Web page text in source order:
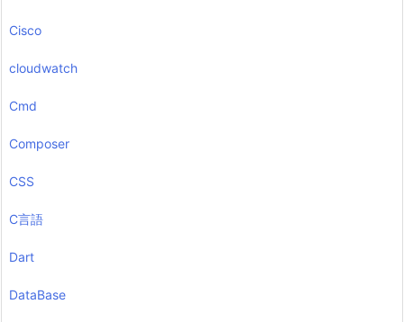
Cisco
cloudwatch
Cmd
Composer
CSS
C言語
Dart
DataBase